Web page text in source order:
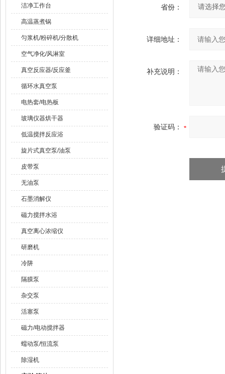
洁净工作台
高温蒸煮锅
匀浆机/粉碎机/分散机
空气净化/风淋室
真空反应器/反应釜
循环水真空泵
电热套/电热板
玻璃仪器烘干器
低温搅拌反应浴
旋片式真空泵/油泵
皮带泵
无油泵
石墨消解仪
磁力搅拌水浴
真空离心浓缩仪
研磨机
冷阱
隔膜泵
杂交泵
活塞泵
磁力/电动搅拌器
蠕动泵/恒流泵
除湿机
省份：
详细地址：
补充说明：
验证码：